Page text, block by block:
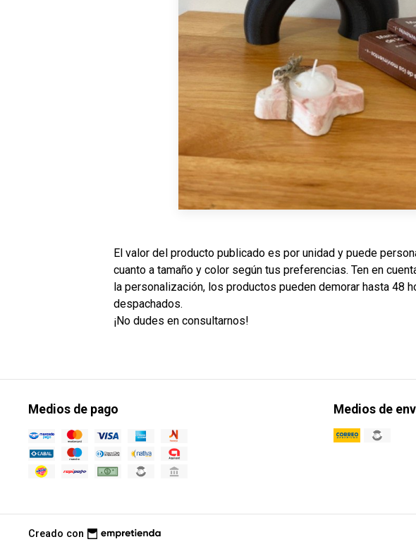
El valor del producto publicado es por unidad y puede
cuanto a tamaño y color según tus preferencias. Ten en
la personalización, los productos pueden demorar hasta 48
despachados.
¡No dudes en consultarnos!
Medios de pago Medios de
Creado con